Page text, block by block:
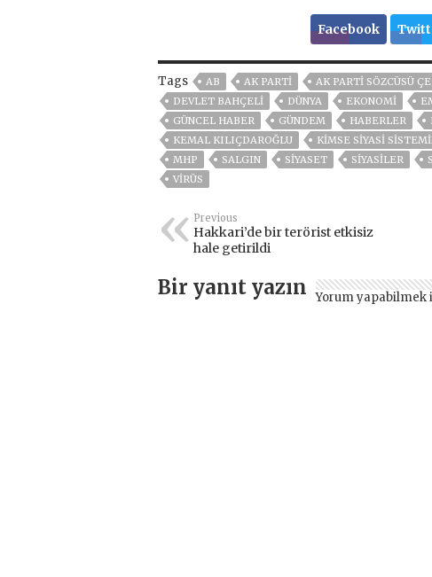
Facebook
Tags AB AK PARTİ AK PARTI SÖZCÜSÜ
DEVLET BAHÇELİ
DÜNYA EKONOMİ
GÜNCEL HABER
GÜNDEM HABERLER
KEMAL KILIÇDAROĞLU
KIMSE SIYASI
MHP
SALGIN SİYASET SİYASİLER
VIRÜS
Previous
Hakkari’de bir terörist etkisiz
hale getirildi
Bir yanıt yazın Yorum yapabilmek